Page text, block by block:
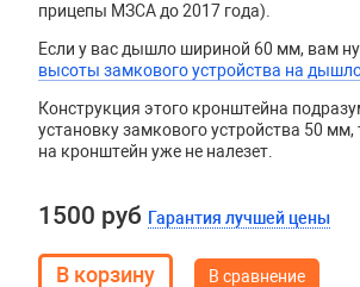
прицепы МЗСА до 2017 года).
Если у вас дышло шириной 60 мм, вам
высоты замкового устройства на
Конструкция этого кронштейна
установку замкового устройства 50
на кронштейн уже не налезет.
1500 руб Гарантия лучшей цены
В сравнение